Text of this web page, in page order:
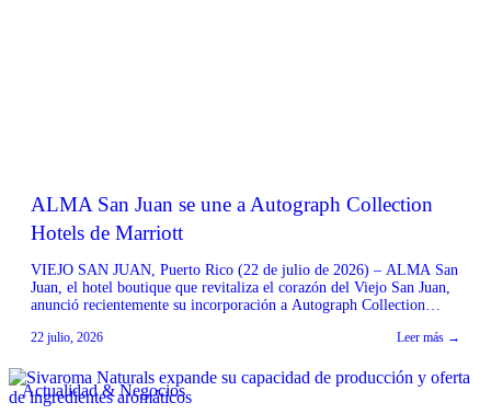
ALMA San Juan se une a Autograph Collection
Hotels de Marriott
VIEJO SAN JUAN, Puerto Rico (22 de julio de 2026) – ALMA San
Juan, el hotel boutique que revitaliza el corazón del Viejo San Juan,
anunció recientemente su incorporación a Autograph Collection
hoteleras de Marriott Bonvoy. Como el primer hotel de Autograph
22 julio, 2026 Leer más →
Actualidad & Negocios